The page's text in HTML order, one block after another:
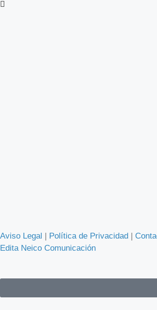
Aviso Legal | Política de Privacidad |
Edita Neico Comunicación